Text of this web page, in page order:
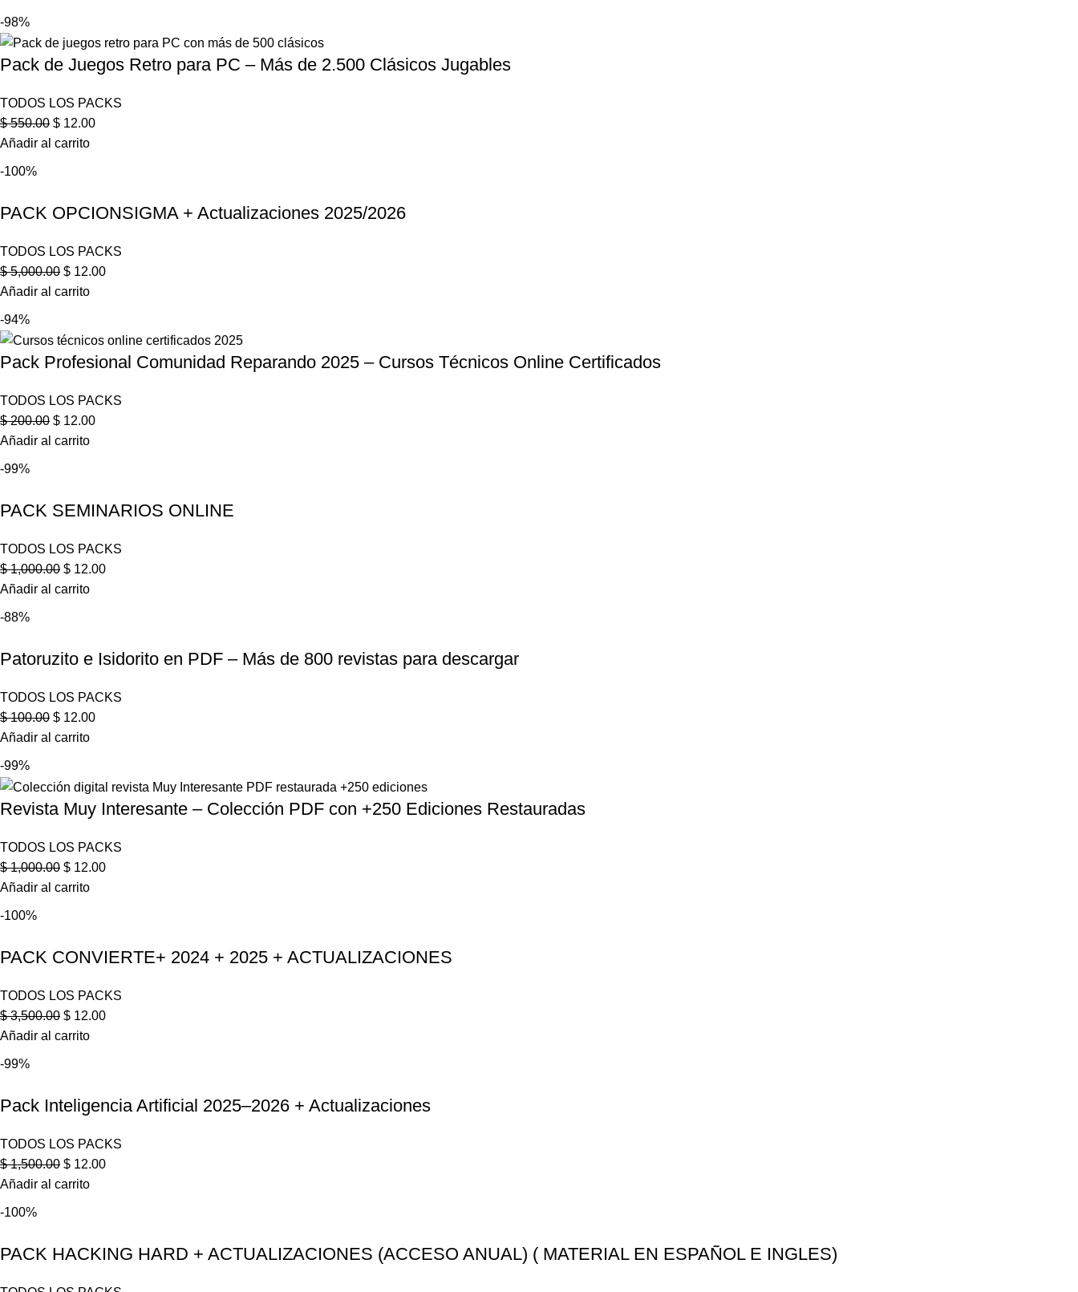
-98%
Pack de Juegos Retro para PC – Más de 2.500 Clásicos Jugables
TODOS LOS PACKS
$550.00 $ 12.00
Añadir al carrito
-100%
PACK OPCIONSIGMA + Actualizaciones 2025/2026
TODOS LOS PACKS
$5,000.00 $ 12.00
Añadir al carrito
-94%
Pack Profesional Comunidad Reparando 2025 – Cursos Técnicos Online Certificados
TODOS LOS PACKS
$200.00 $ 12.00
Añadir al carrito
-99%
PACK SEMINARIOS ONLINE
TODOS LOS PACKS
$1,000.00 $ 12.00
Añadir al carrito
-88%
Patoruzito e Isidorito en PDF – Más de 800 revistas para descargar
TODOS LOS PACKS
$100.00 $ 12.00
Añadir al carrito
-99%
Revista Muy Interesante – Colección PDF con +250 Ediciones Restauradas
TODOS LOS PACKS
$1,000.00 $ 12.00
Añadir al carrito
-100%
PACK CONVIERTE+ 2024 + 2025 + ACTUALIZACIONES
TODOS LOS PACKS
$3,500.00 $ 12.00
Añadir al carrito
-99%
Pack Inteligencia Artificial 2025–2026 + Actualizaciones
TODOS LOS PACKS
$1,500.00 $ 12.00
Añadir al carrito
-100%
PACK HACKING HARD + ACTUALIZACIONES (ACCESO ANUAL) ( MATERIAL EN ESPAÑOL E INGLES)